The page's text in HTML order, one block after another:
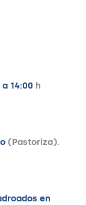
a 14:00 h
(Pastoriza).
en